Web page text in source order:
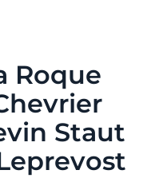
Roque
Staut